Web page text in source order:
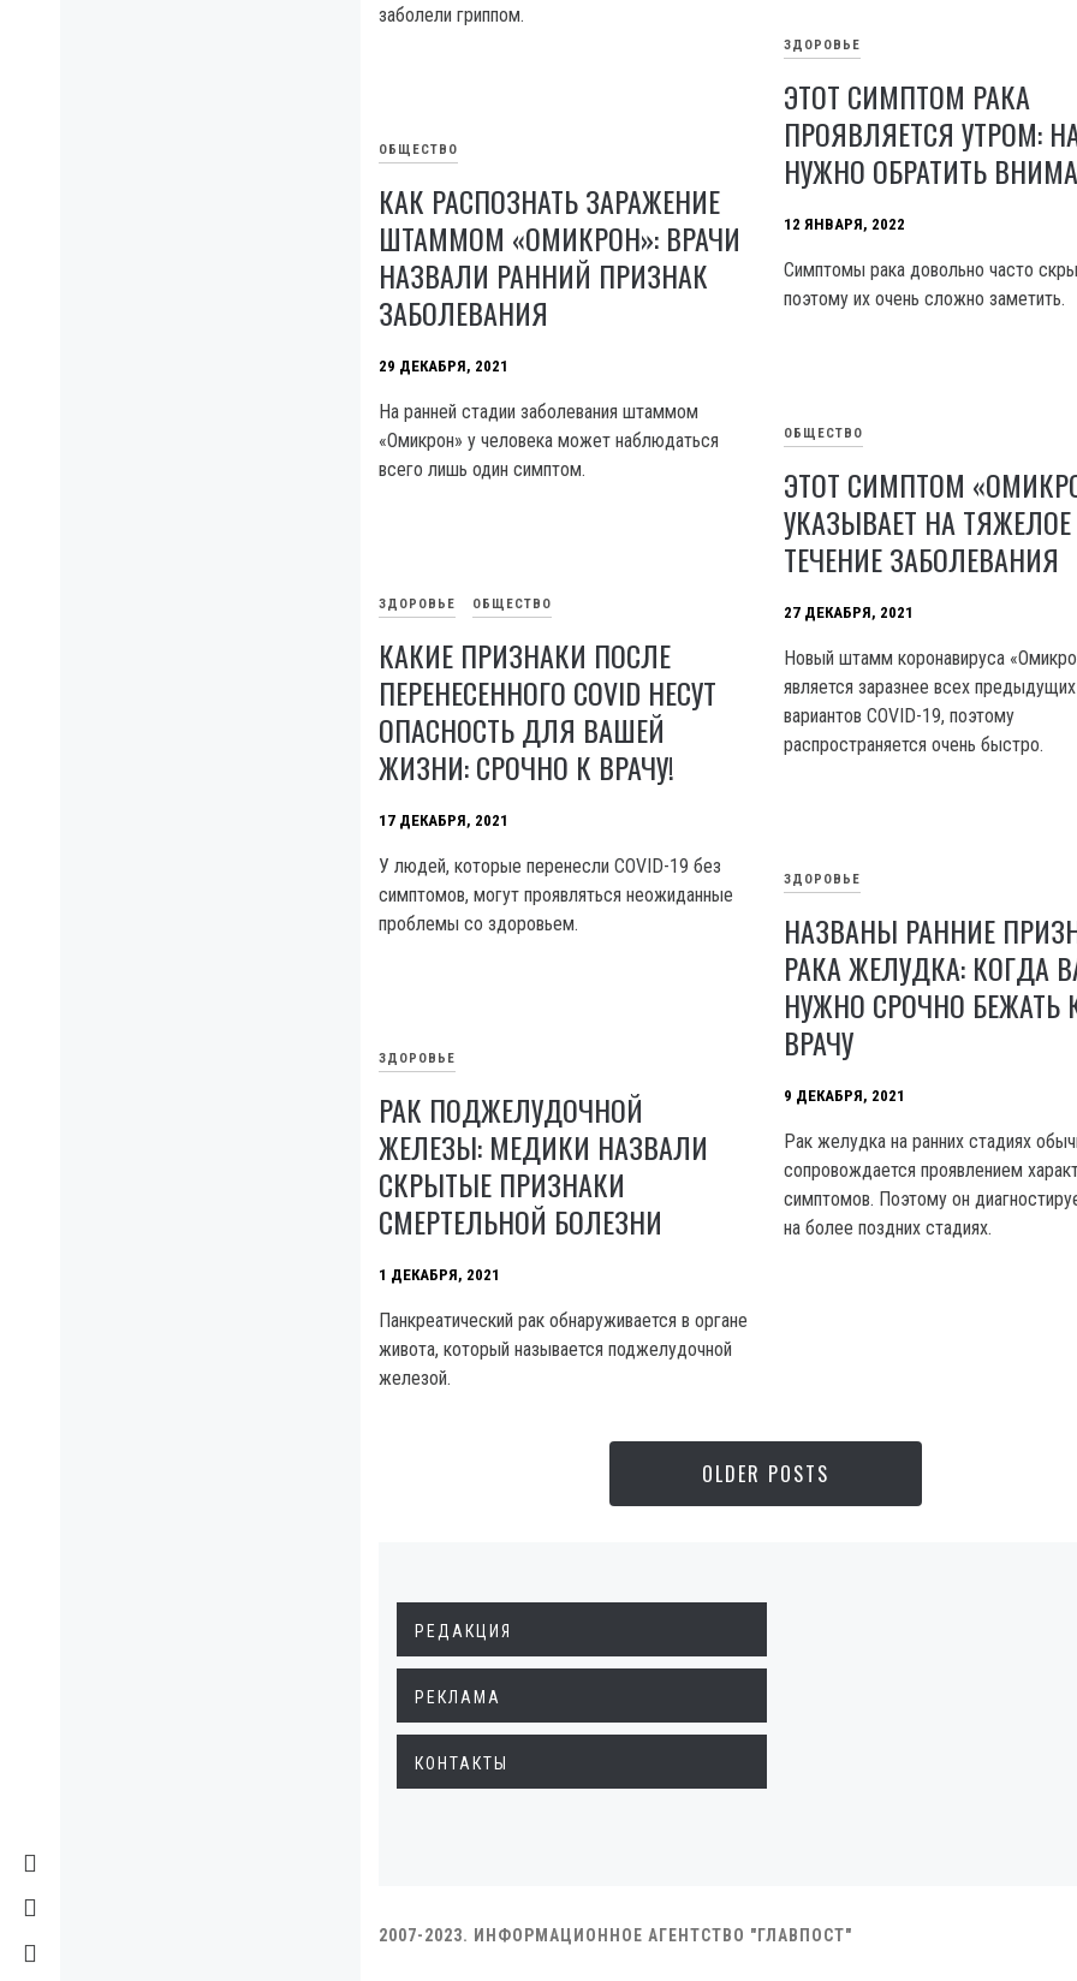
заболели гриппом.
ЗДОРОВЬЕ
ЭТОТ СИМПТОМ РАКА
ПРОЯВЛЯЕТСЯ УТРОМ:
НУЖНО ОБРАТИТЬ
12 ЯНВАРЯ, 2022
Симптомы рака довольно часто
поэтому их очень сложно заметить.
ОБЩЕСТВО
КАК РАСПОЗНАТЬ ЗАРАЖЕНИЕ
ШТАММОМ «ОМИКРОН»: ВРАЧИ
НАЗВАЛИ РАННИЙ ПРИЗНАК
ЗАБОЛЕВАНИЯ
29 ДЕКАБРЯ, 2021
На ранней стадии заболевания штаммом
«Омикрон» у человека может наблюдаться
всего лишь один симптом.
ОБЩЕСТВО
ЭТОТ СИМПТОМ
УКАЗЫВАЕТ НА ТЯЖЕЛОЕ
ТЕЧЕНИЕ ЗАБОЛЕВАНИЯ
27 ДЕКАБРЯ, 2021
Новый штамм коронавируса
является заразнее всех предыдущих
вариантов COVID-19, поэтому
распространяется очень быстро.
ЗДОРОВЬЕ ОБЩЕСТВО
КАКИЕ ПРИЗНАКИ ПОСЛЕ
ПЕРЕНЕСЕННОГО COVID НЕСУТ
ОПАСНОСТЬ ДЛЯ ВАШЕЙ
ЖИЗНИ: СРОЧНО К ВРАЧУ!
17 ДЕКАБРЯ, 2021
У людей, которые перенесли COVID-19 без
симптомов, могут проявляться неожиданные
проблемы со здоровьем.
ЗДОРОВЬЕ
НАЗВАНЫ РАННИЕ
РАКА ЖЕЛУДКА: КОГДА
НУЖНО СРОЧНО БЕЖАТЬ
ВРАЧУ
9 ДЕКАБРЯ, 2021
Рак желудка на ранних стадиях
сопровождается проявлением
симптомов. Поэтому он
на более поздних стадиях.
ЗДОРОВЬЕ
РАК ПОДЖЕЛУДОЧНОЙ
ЖЕЛЕЗЫ: МЕДИКИ НАЗВАЛИ
СКРЫТЫЕ ПРИЗНАКИ
СМЕРТЕЛЬНОЙ БОЛЕЗНИ
1 ДЕКАБРЯ, 2021
Панкреатический рак обнаруживается в органе
живота, который называется поджелудочной
железой.
OLDER POSTS
РЕДАКЦИЯ
РЕКЛАМА
КОНТАКТЫ
2007-2023. ИНФОРМАЦИОННОЕ АГЕНТСТВО "ГЛАВПОСТ"